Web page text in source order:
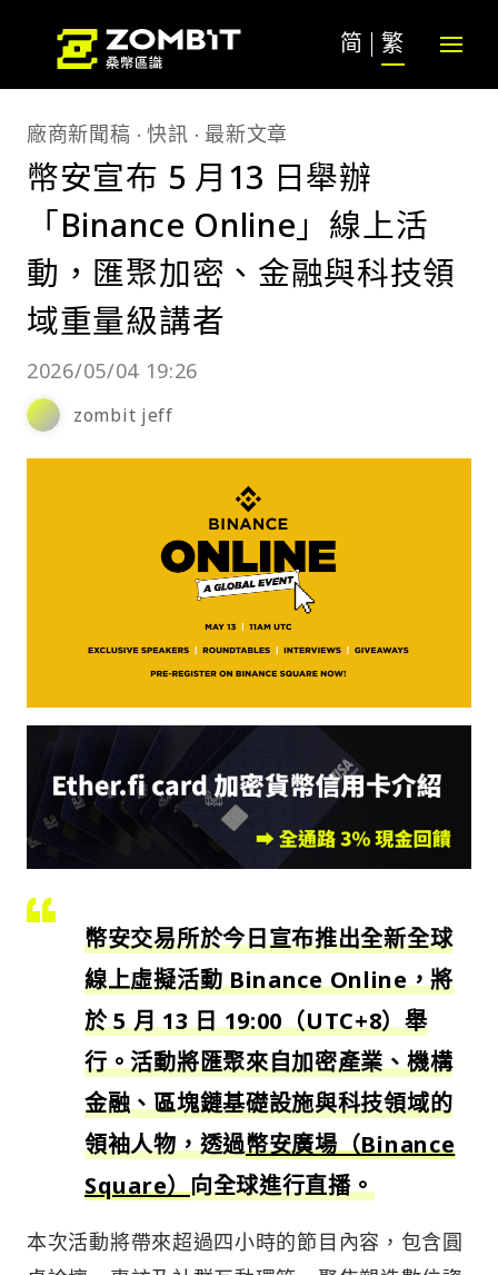
简 繁
廠商新聞稿 快訊 最新文章
幣安宣布 5 月13 日舉辦
「Binance Online」線上活
動，匯聚加密、金融與科技領
域重量級講者
2026/05/04 19:26
zombit jeff
幣安交易所於今日宣布推出全新全球
線上虛擬活動Binance Online，將
於 5 月 13 日 19:00（UTC+8）舉
行。活動將匯聚來自加密產業、機構
金融、區塊鏈基礎設施與科技領域的
領袖人物，透過幣安廣場（Binance
Square）向全球進行直播。
本次活動將帶來超過四小時的節目內容，包含圓